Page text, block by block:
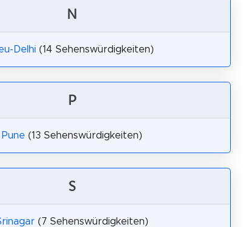
N
Delhi (14 Sehenswürdigkeiten)
P
Pune (13 Sehenswürdigkeiten)
S
(7 Sehenswürdigkeiten)